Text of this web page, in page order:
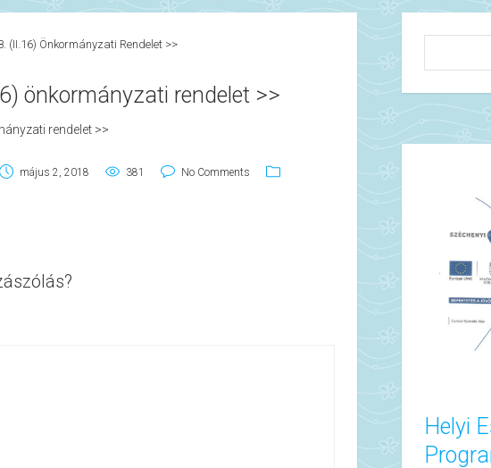
(II.16) Önkormányzati Rendelet >>
önkormányzati rendelet >>
rendelet >>
május 2, 2018 381 No Comments
Helyi